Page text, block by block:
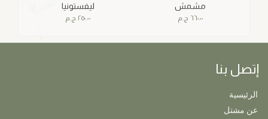
ليفستونيا
٢٥٠.٠٠ ج.م
مشمش
٦٦٠.٠٠ ج.م
إتصل بنا
الرئيسية
عن مشتل